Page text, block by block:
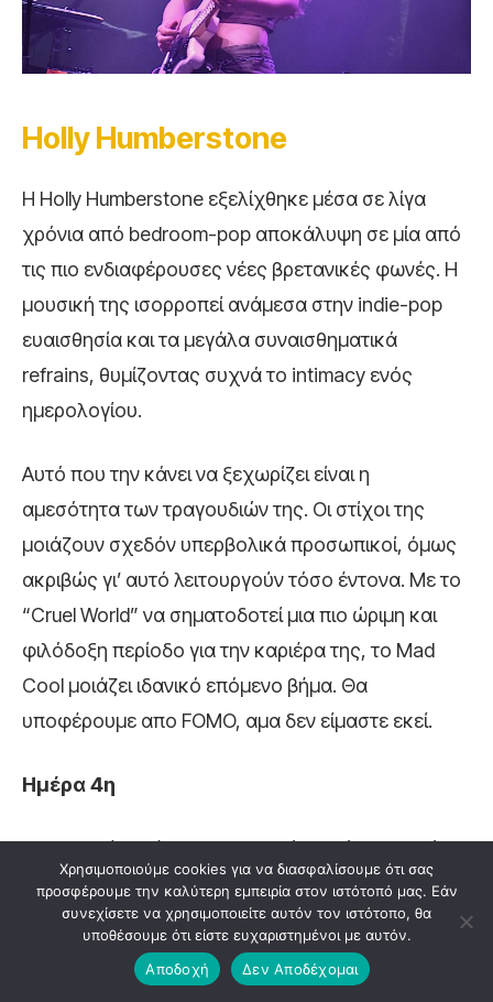
HollyHumberstone
Η Holly Humberstone εξελίχθηκε μέσα σε λίγα
χρόνια από bedroom-pop αποκάλυψη σε μία από
τις πιο ενδιαφέρουσες νέες βρετανικές φωνές. Η
μουσική της ισορροπεί ανάμεσα στην indie-pop
ευαισθησία και τα μεγάλα συναισθηματικά
refrains, θυμίζοντας συχνά το intimacy ενός
ημερολογίου.
Αυτό που την κάνει να ξεχωρίζει είναι η
αμεσότητα των τραγουδιών της. Οι στίχοι της
μοιάζουν σχεδόν υπερβολικά προσωπικοί, όμως
ακριβώς γι’ αυτό λειτουργούν τόσο έντονα. Με το
“Cruel World” να σηματοδοτεί μια πιο ώριμη και
φιλόδοξη περίοδο για την καριέρα της, το Mad
Cool μοιάζει ιδανικό επόμενο βήμα. Θα
υποφέρουμε απο FOMO, αμα δεν είμαστε εκεί.
Ημέρα 4η
Η τελευταία ημέρα του φεστιβάλ μοιάζει σχεδόν
σχεδιασμένη για catharsis. Το line-up της
ισορροπεί ανάμεσα σε μουσικούς-θρύλους,
διαχρονικά indie anthems και performances που
κουβαλούν δεκαετίες ιστορίας πάνω στη σκηνή.
Χρησιμοποιούμε cookies για να διασφαλίσουμε ότι σας
προσφέρουμε την καλύτερη εμπειρία στον ιστότοπό μας. Εάν
συνεχίσετε να χρησιμοποιείτε αυτόν τον ιστότοπο, θα
υποθέσουμε ότι είστε ευχαριστημένοι με αυτόν.
Αποδοχή
Δεν Αποδέχομαι